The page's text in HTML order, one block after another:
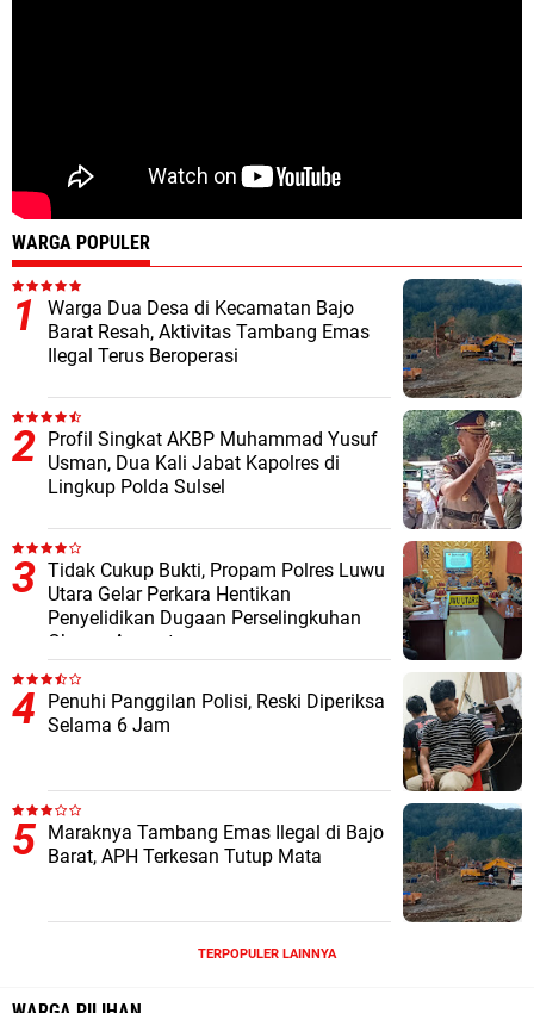
WARGA POPULER
Warga Dua Desa di Kecamatan Bajo
Barat Resah, Aktivitas Tambang Emas
Ilegal Terus Beroperasi
Profil Singkat AKBP Muhammad Yusuf
Usman, Dua Kali Jabat Kapolres di
Lingkup Polda Sulsel
Tidak Cukup Bukti, Propam Polres Luwu
Utara Gelar Perkara Hentikan
Penyelidikan Dugaan Perselingkuhan
Oknum Anggota
Penuhi Panggilan Polisi, Reski Diperiksa
Selama 6 Jam
Maraknya Tambang Emas Ilegal di Bajo
Barat, APH Terkesan Tutup Mata
TERPOPULER LAINNYA